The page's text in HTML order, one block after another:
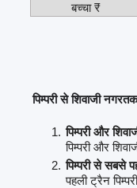
बच्चा ₹
पिम्परी से शिवाजी
पिम्परी और
पिम्परी और
पिम्परी से सबसे
पहली ट्रैन